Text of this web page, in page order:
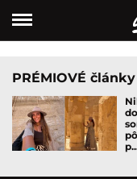
PRÉMIOVÉ články